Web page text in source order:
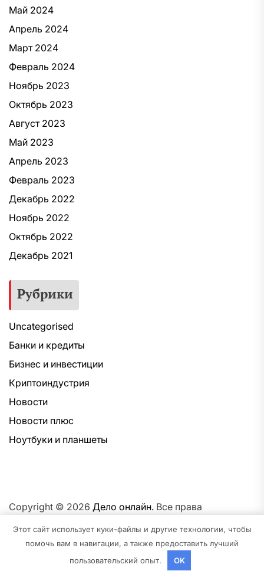
Май 2024
Апрель 2024
Март 2024
Февраль 2024
Ноябрь 2023
Октябрь 2023
Август 2023
Май 2023
Апрель 2023
Февраль 2023
Декабрь 2022
Ноябрь 2022
Октябрь 2022
Декабрь 2021
Рубрики
Uncategorised
Банки и кредиты
Бизнес и инвестиции
Криптоиндустрия
Новости
Новости плюс
Ноутбуки и планшеты
Copyright © 2026 Дело онлайн. Все права
платформеWordPress.
Этот сайт использует куки-файлы и другие технологии, чтобы
помочь вам в навигации, а также предоставить лучший
пользовательский опыт.
OK